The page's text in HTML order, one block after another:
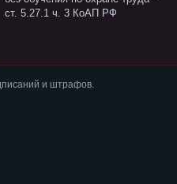
ст. 5.27.1 ч. 3 КоАП РФ
и штрафов.